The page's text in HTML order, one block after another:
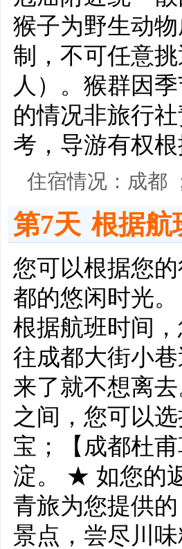
猴子为野生动
制，不可任意
人）。猴群因
的情况非旅行
考，导游有权
住宿情况：成都
第7天 根据航
您可以根据您
都的悠闲时光
根据航班时间
往成都大街小
来了就不想离
之间，您可以
宝；【成都杜
淀。 ★ 如您的
青旅为您提供
景点，尝尽川